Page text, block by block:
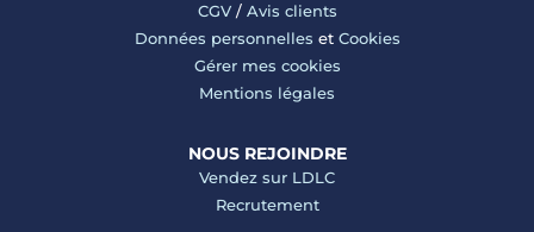
CGV/ Avis clients
Données personnelles et Cookies
Gérer mes cookies
Mentions légales
NOUS REJOINDRE
Vendez sur LDLC
Recrutement